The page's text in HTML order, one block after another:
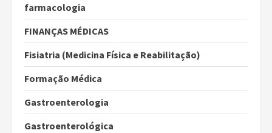
farmacologia
FINANÇAS MÉDICAS
Fisiatria (Medicina Física e Reabilitação)
Formação Médica
Gastroenterologia
Gastroenterológica